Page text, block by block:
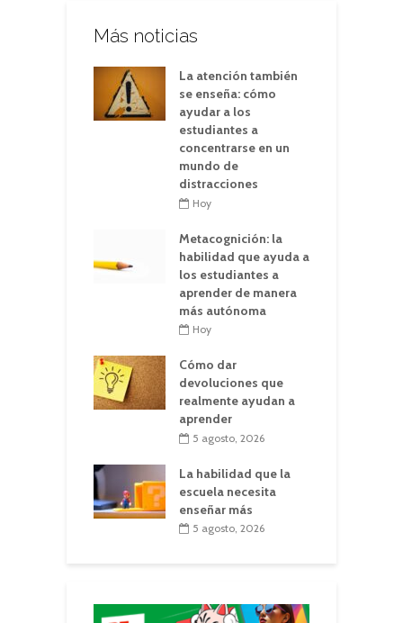
Más noticias
La atención también
se enseña: cómo
ayudar a los
estudiantes a
concentrarse en un
mundo de
distracciones
Hoy
Metacognición: la
habilidad que ayuda a
los estudiantes a
aprender de manera
más autónoma
Hoy
Cómo dar
devoluciones que
realmente ayudan a
aprender
5 agosto, 2026
La habilidad que la
escuela necesita
enseñar más
5 agosto, 2026